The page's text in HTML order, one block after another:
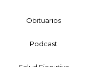
Obituarios
Podcast